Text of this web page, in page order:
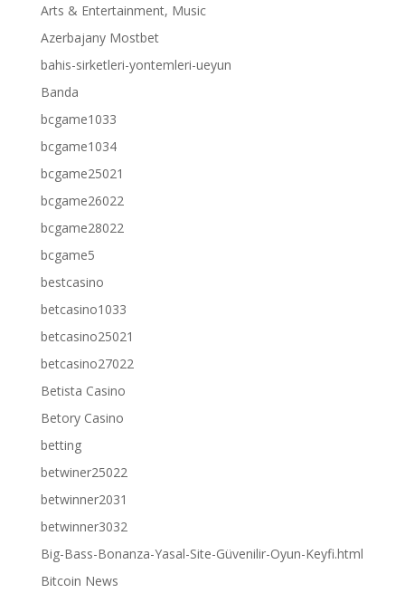
Arts & Entertainment, Music
Azerbajany Mostbet
bahis-sirketleri-yontemleri-ueyun
Banda
bcgame1033
bcgame1034
bcgame25021
bcgame26022
bcgame28022
bcgame5
bestcasino
betcasino1033
betcasino25021
betcasino27022
Betista Casino
Betory Casino
betting
betwiner25022
betwinner2031
betwinner3032
Big-Bass-Bonanza-Yasal-Site-Güvenilir-Oyun-Keyfi.html
Bitcoin News